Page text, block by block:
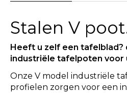
Stalen V
Heeft u zelf een tafelblad?
industriële tafelpoten voor
Onze V model industriële
profielen zorgen voor een